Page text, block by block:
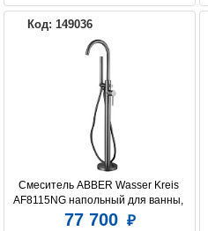
Код: 149036
Смеситель ABBER Wasser Kreis
AF8115NG напольный для ванны,
никель
77 700